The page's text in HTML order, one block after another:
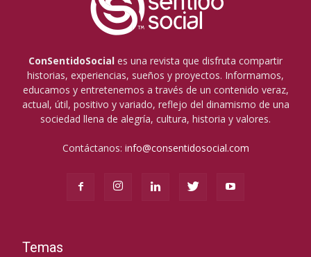
ConSentidoSocial es una revista que disfruta compartir
historias, experiencias, sueños y proyectos. Informamos,
educamos y entretenemos a través de un contenido veraz,
actual, útil, positivo y variado, reflejo del dinamismo de una
sociedad llena de alegría, cultura, historia y valores.
Contáctanos: info@consentidosocial.com
Temas